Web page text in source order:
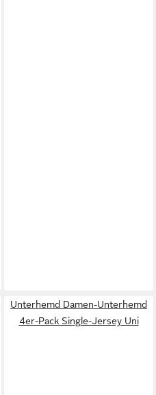
Unterhemd Damen-Unterhemd
4er-Pack Single-Jersey Uni